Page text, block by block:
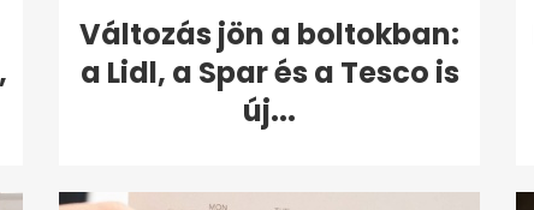
Változás jön a boltokban:
a Lidl, a Spar és a Tesco is
új...